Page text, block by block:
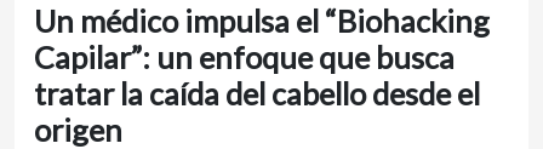
Un médico impulsa el “Biohacking
Capilar”: un enfoque que busca
tratar la caída del cabello desde el
origen